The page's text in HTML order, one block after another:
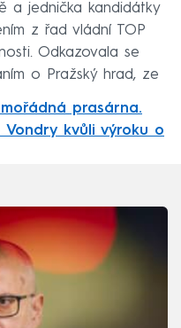
a jednička kandidátky
z řad vládní TOP
Odkazovala se
o Pražský hrad, ze
prasárna.
kvůli výroku o